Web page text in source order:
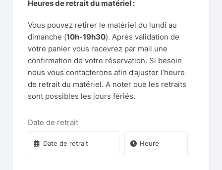
Heures de retrait du matériel :
Vous pouvez retirer le matériel du lundi au
dimanche (10h-19h30). Après validation de
votre panier vous recevrez par mail une
confirmation de votre réservation. Si besoin
nous vous contacterons afin d’ajuster l’heure
de retrait du matériel. A noter que les retraits
sont possibles les jours fériés.
Date de retrait